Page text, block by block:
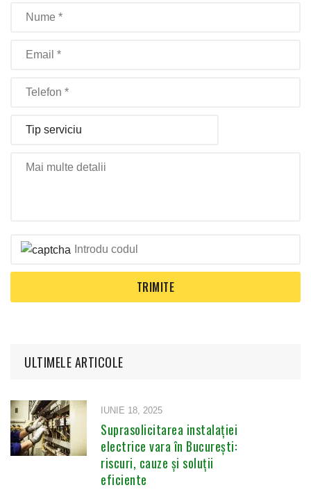
ULTIMELE ARTICOLE
IUNIE 18, 2025
Suprasolicitarea instalației
electrice vara în București:
riscuri, cauze și soluții
eficiente